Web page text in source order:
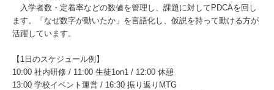
入学者数・定着率などの数値を管理し、課題に対してPDCAを回し
ます。「なぜ数字が動いたか」を言語化し、仮説を持って動ける方が
活躍しています。
【1日のスケジュール例】
10:00 社内研修 / 11:00 生徒1on1 / 12:00 休憩
13:00 学校イベント運営 / 16:30 振り返りMTG